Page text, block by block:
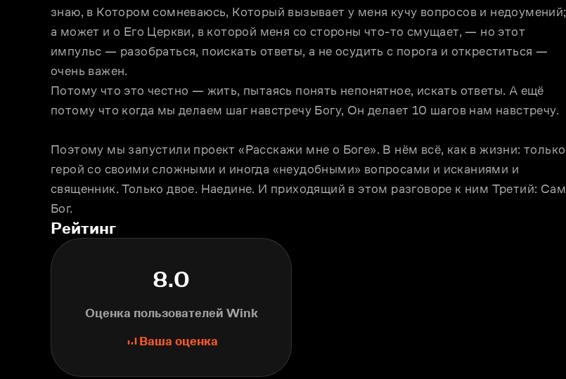
знаю, в Котором сомневаюсь, Который вызывает у меня кучу вопросов и недоумений;
а может и о Его Церкви, в которой меня со стороны что-то смущает, — но этот
импульс — разобраться, поискать ответы, а не осудить с порога и откреститься —
очень важен.
Потому что это честно — жить, пытаясь понять непонятное, искать ответы. А ещё
потому что когда мы делаем шаг навстречу Богу, Он делает 10 шагов нам навстречу.
Поэтому мы запустили проект «Расскажи мне о Боге». В нём всё, как в жизни: только
герой со своими сложными и иногда «неудобными» вопросами и исканиями и
священник. Только двое. Наедине. И приходящий в этом разговоре к ним Третий: Сам
Бог.
Рейтинг
8.0
Оценка пользователей Wink
Ваша оценка